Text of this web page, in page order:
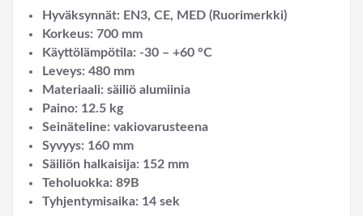
Hyväksynnät: EN3, CE, MED (Ruorimerkki)
Korkeus: 700 mm
Käyttölämpötila: -30 – +60 °C
Leveys: 480 mm
Materiaali: säiliö alumiinia
Paino: 12.5 kg
Seinäteline: vakiovarusteena
Syvyys: 160 mm
Säiliön halkaisija: 152 mm
Teholuokka: 89B
Tyhjentymisaika: 14 sek